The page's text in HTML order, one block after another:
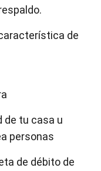
de
de tu casa u
personas
de débito de